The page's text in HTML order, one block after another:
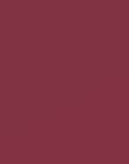
inutiles pour
des fichiers
"cache",
(.Trash), du
--filter pour
l'exemple